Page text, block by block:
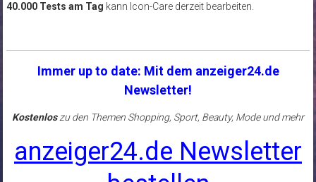
40.000 Tests am Tag kann Icon-Care derzeit bearbeiten.
Immer up to date: Mit dem anzeiger24.de
Newsletter!
Kostenloszu den Themen Shopping, Sport, Beauty, Mode und mehr
anzeiger24.de Newsletter